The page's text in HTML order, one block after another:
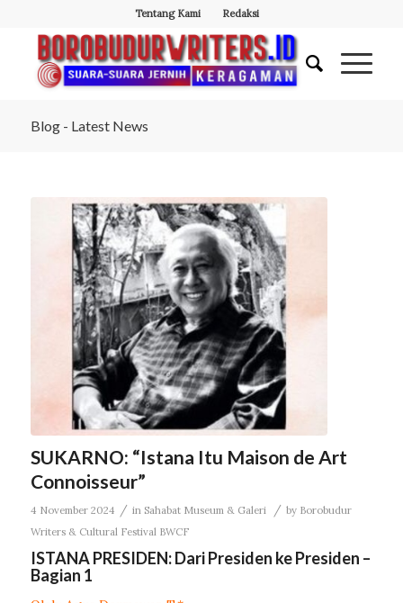
Tentang Kami Redaksi
Blog - Latest News
SUKARNO: “Istana Itu Maison de Art
Connoisseur”
4 November 2024 / in Sahabat Museum & Galeri / by Borobudur
Writers & Cultural Festival BWCF
ISTANA PRESIDEN: Dari Presiden ke Presiden –
Bagian 1